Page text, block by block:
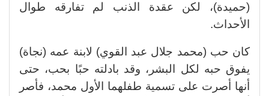
(حميدة)، لكن عقدة الذنب لم تفارقه طوال
الأحداث.
كان حب (محمد جلال عبد القوي) لابنة عمه (نجاة)
يفوق حبه لكل البشر، وقد بادلته حبًا بحب، حتى
أنها أصرت على تسمية طفلهما الأول محمد، فأصر